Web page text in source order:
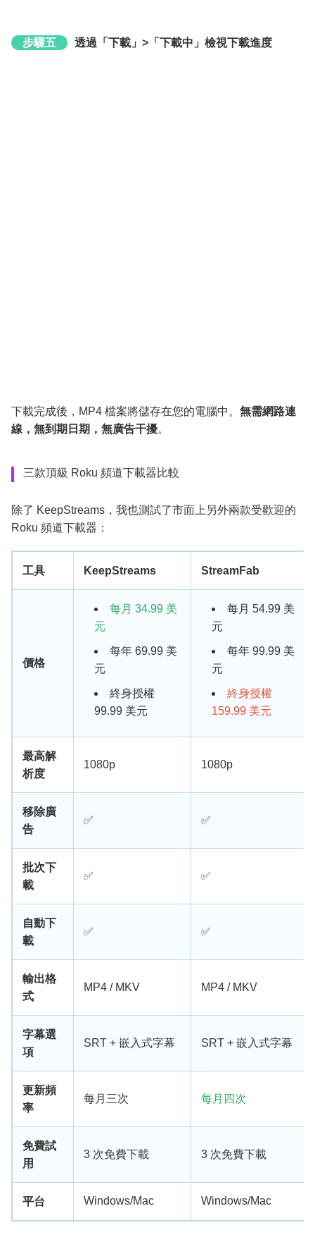
步驟五 透過「下載」>「下載中」檢視下載進度
下載完成後，MP4 檔案將儲存在您的電腦中。 無需網路連
線，無到期日期，無廣告干擾。
三款頂級 Roku 頻道下載器比較
除了 KeepStreams，我也測試了市面上另外兩款受歡迎的
Roku 頻道下載器：
工具 KeepStreams StreamFab
價格
每月 34.99 美
元
每年 69.99 美
元
終身授權
99.99 美元
每月 54.99 美
元
每年 99.99 美
元
終身授權
159.99 美元
最高解
析度
1080p 1080p
移除廣
告
✅ ✅
批次下
載
✅ ✅
自動下
載
✅ ✅
輸出格
式
MP4 / MKV MP4 / MKV
字幕選
項
SRT + 嵌入式字幕 SRT + 嵌入式字幕
更新頻
率
每月三次 每月四次
免費試
用
3 次免費下載 3 次免費下載
平台 Windows/Mac Windows/Mac